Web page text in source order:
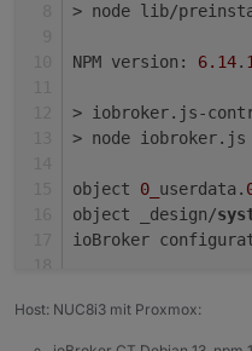
> node lib/
NPM version: 6.14.
> iobroker.js-
> node
object 0_ userdata.
object _design/
ioBroker
> node scripts/
Host: NUC8i3 mit Proxmox: